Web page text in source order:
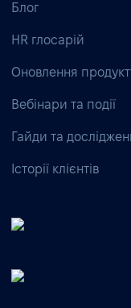
Блог
HR глосарій
Оновлення
Вебінари та події
Гайди та
Історії клієнтів